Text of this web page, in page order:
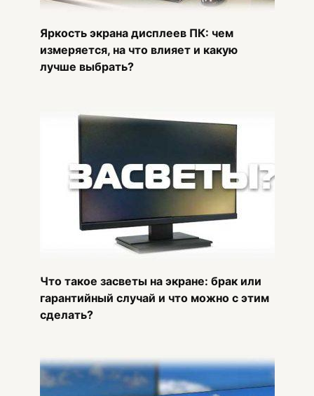
Яркость экрана дисплеев ПК: чем
измеряется, на что влияет и какую
лучше выбрать?
Что такое засветы на экране: брак или
гарантийный случай и что можно с этим
сделать?